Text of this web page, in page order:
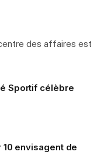
des affaires est
Sportif célèbre
envisagent de